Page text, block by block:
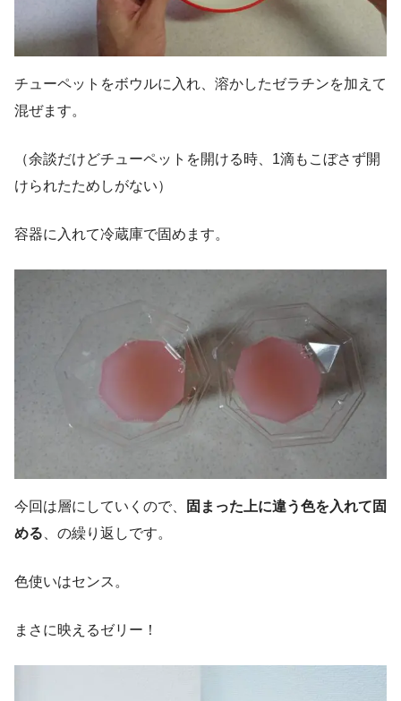
チューペットをボウルに入れ、溶かしたゼラチンを加えて
混ぜます。
（余談だけどチューペットを開ける時、1滴もこぼさず開
けられたためしがない）
容器に入れて冷蔵庫で固めます。
今回は層にしていくので、
固まった上に違う色を入れて固
める 、の繰り返しです。
色使いはセンス。
まさに映えるゼリー！